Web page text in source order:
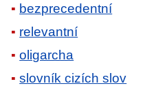
bezprecedentní
relevantní
oligarcha
slovník cizích slov